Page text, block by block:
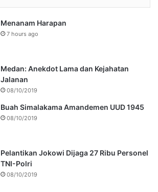
Menanam Harapan
7 hours ago
Medan: Anekdot Lama dan Kejahatan
Jalanan
08/10/2019
Buah Simalakama Amandemen UUD 1945
08/10/2019
Pelantikan Jokowi Dijaga 27 Ribu Personel
TNI-Polri
08/10/2019